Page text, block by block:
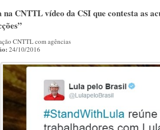
CNTTL vídeo da CSI que contesta as
CNTTL com agências
24/10/2016